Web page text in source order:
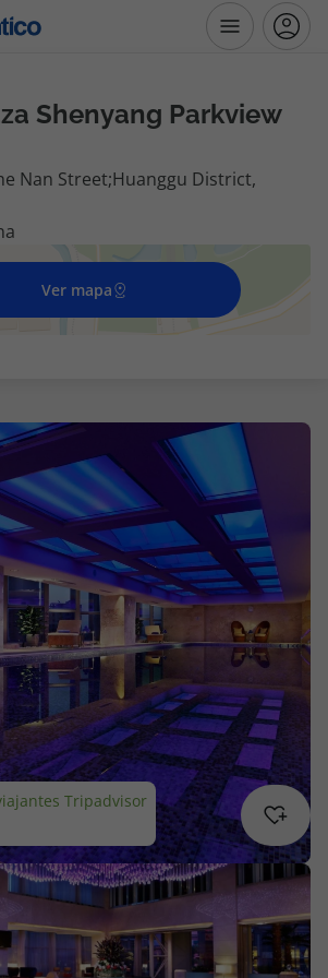
Shenyang Parkview
Nan Street;Huanggu District,
Ver mapa
Tripadvisor